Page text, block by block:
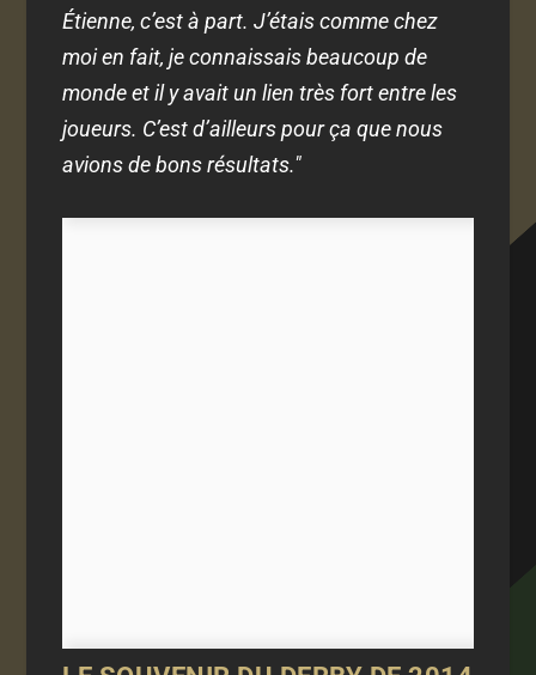
Étienne, c’est à part. J’étais comme chez
moi en fait, je connaissais beaucoup de
monde et il y avait un lien très fort entre les
joueurs. C’est d’ailleurs pour ça que nous
avions de bons résultats."